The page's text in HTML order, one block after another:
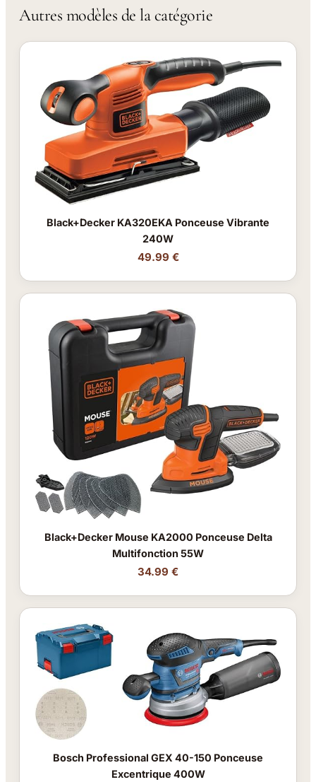
Autres modèles de la catégorie
Black+Decker KA320EKA Ponceuse Vibrante
240W
49.99 €
Black+Decker Mouse KA2000 Ponceuse Delta
Multifonction 55W
34.99 €
Bosch Professional GEX 40-150 Ponceuse
Excentrique 400W